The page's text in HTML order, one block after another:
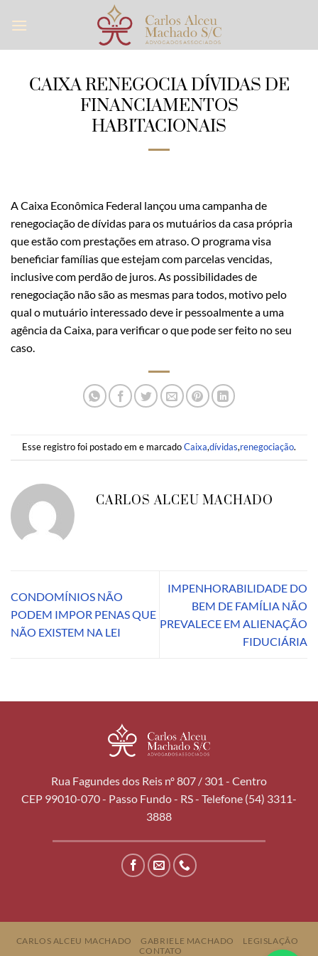
CAIXA RENEGOCIA DÍVIDAS DE
FINANCIAMENTOS
HABITACIONAIS
A Caixa Econômica Federal lançou uma campanha de
renegociação de dívidas para os mutuários da casa própria
que estão com prestações em atraso. O programa visa
beneficiar famílias que estejam com parcelas vencidas,
inclusive com perdão de juros. As possibilidades de
renegociação não são as mesmas para todos, motivo pelo
qual o mutuário interessado deve ir pessoalmente a uma
agência da Caixa, para verificar o que pode ser feito no seu
caso.
Esse registro foi postado em e marcadoCaixa,dívidas,renegociação.
CARLOS ALCEU MACHADO
CONDOMÍNIOS NÃO
PODEM IMPOR PENAS QUE
NÃO EXISTEM NA LEI
IMPENHORABILIDADE DO
BEM DE FAMÍLIA NÃO
PREVALECE EM ALIENAÇÃO
FIDUCIÁRIA
Rua Fagundes dos Reis nº 807 / 301 - Centro
CEP 99010-070 - Passo Fundo - RS - Telefone (54) 3311-
3888
CARLOS ALCEU MACHADO GABRIELE MACHADO
LEGISLAÇÃO
CONTATO